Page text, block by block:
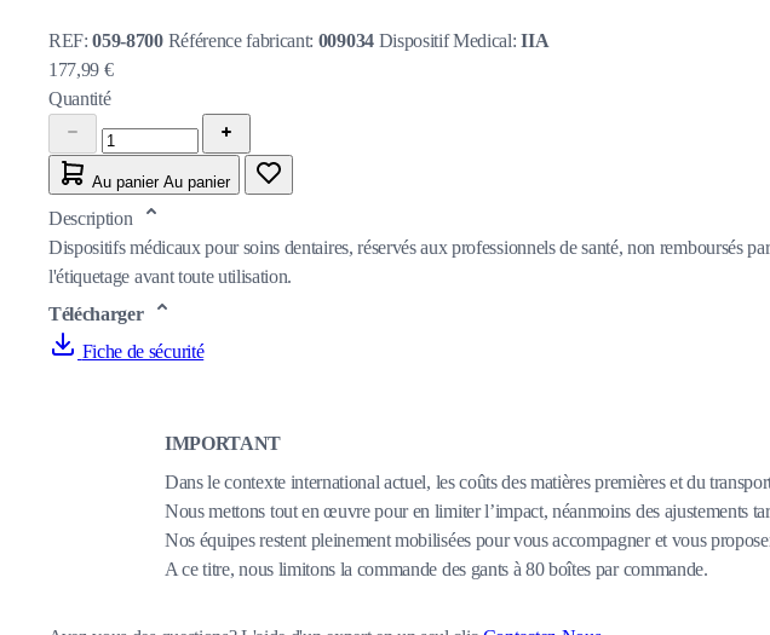
REF:059-8700 Référence fabricant: 009034 Dispositif Medical:IIA
177,99 €
Quantité
Au panier Au panier
Description
Dispositifs médicaux pour soins dentaires, réservés aux professionnels de santé, non remboursés
l'étiquetage avant toute utilisation.
Télécharger
Fiche de sécurité
IMPORTANT
Dans le contexte international actuel, les coûts des matières premières et du
Nous mettons tout en œuvre pour en limiter l’impact, néanmoins des ajustements
Nos équipes restent pleinement mobilisées pour vous accompagner et vous
A ce titre, nous limitons la commande des gants à 80 boîtes par commande.